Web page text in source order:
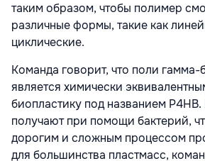
таким образом, чтобы полимер
различные формы, такие как
циклические.
Команда говорит, что поли гамма-
является химически
биопластику под названием P4HB.
получают при помощи бактерий,
дорогим и сложным процессом
для большинства пластмасс,